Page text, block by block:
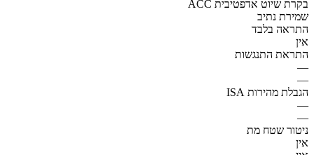
ACC בקרת שיוט אדפטיבית
שמירת נתיב
התראה בלבד
אין
התראת התנגשות
—
—
הגבלת מהירות ISA
—
—
ניטור שטח מת
אין